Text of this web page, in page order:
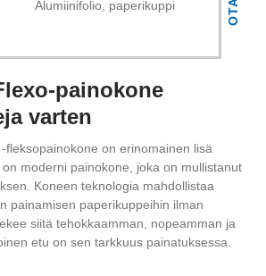
Alumiinifolio, paperikuppi
painokone
varten
fleksopainokone on erinomainen lisä
moderni painokone, joka on mullistanut
Koneen teknologia mahdollistaa
painamisen paperikuppeihin ilman
siitä tehokkaamman, nopeamman ja
etu on sen tarkkuus painatuksessa.